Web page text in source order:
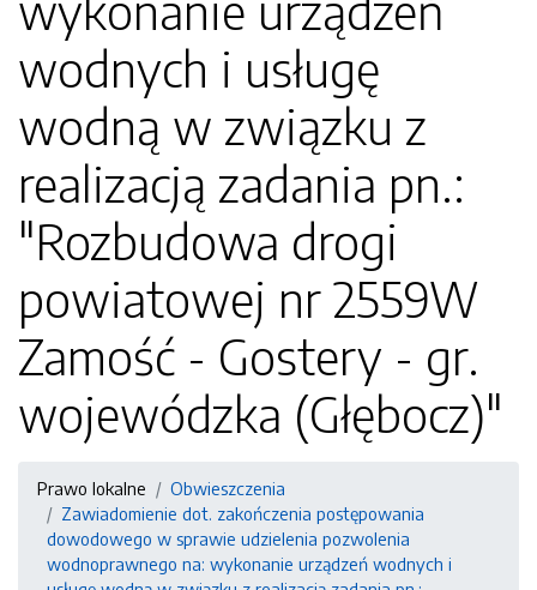
wodnych i usługę
wodną w związku z
realizacją zadania pn.:
"Rozbudowa drogi
powiatowej nr 2559W
Zamość - Gostery - gr.
wojewódzka (Głębocz)"
Prawo lokalne
Obwieszczenia
Zawiadomienie dot. zakończenia postępowania
dowodowego w sprawie udzielenia pozwolenia
wodnoprawnego na: wykonanie urządzeń wodnych i